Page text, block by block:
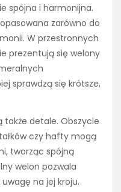
spójna i harmonijna.
zarówno do
W przestronnych
prezentują się welony
sprawdzą się krótsze,
także detale. Obszycie
czy hafty mogą
tworząc spójną
welon pozwala
na jej kroju.